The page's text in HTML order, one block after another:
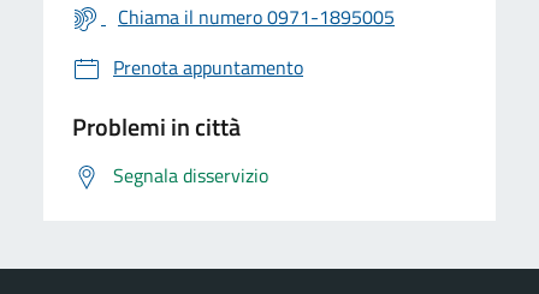
Chiama il numero 0971-1895005
Prenota appuntamento
Problemi in città
Segnala disservizio